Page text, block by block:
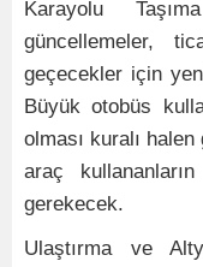
Karayolu
güncellemeler,
geçecekler için
Büyük otobüs
olması kuralı
araç
gerekecek.
Ulaştırma ve